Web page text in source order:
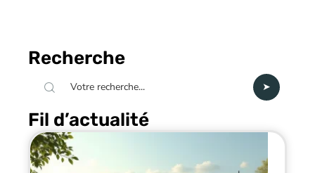
Recherche
Fil d’actualité